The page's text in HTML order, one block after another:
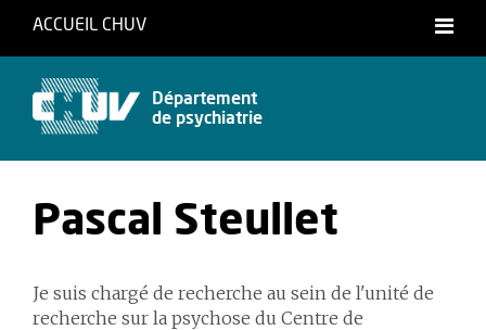
ACCUEIL CHUV
Département
de psychiatrie
Pascal Steullet
Je suis chargé de recherche au sein de l'unité de
recherche sur la psychose du Centre de